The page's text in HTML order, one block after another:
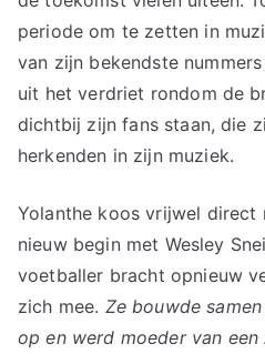
periode om te zetten in
van zijn bekendste
uit het verdriet rondom de
dichtbij zijn fans staan, die
herkenden in zijn muziek.
Yolanthe koos vrijwel direct
nieuw begin met Wesley
voetballer bracht opnieuw
zich mee. Ze bouwde
op en werd moeder van een